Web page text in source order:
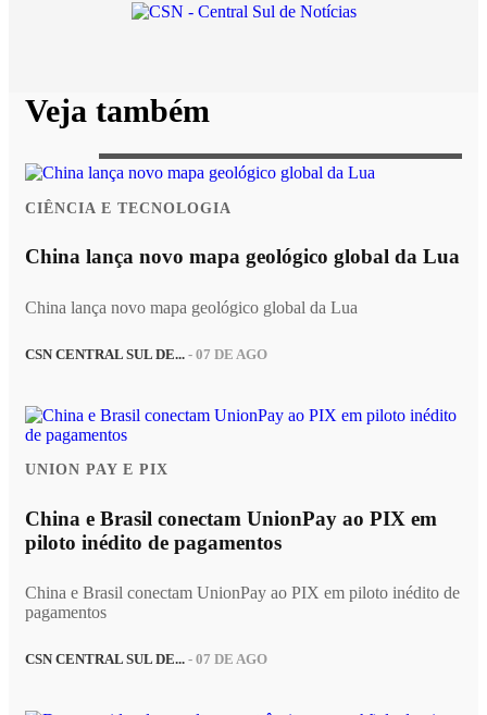
Veja também
CIÊNCIA E TECNOLOGIA
China lança novo mapa geológico global da Lua
China lança novo mapa geológico global da Lua
CSN CENTRAL SUL DE... - 07 DE AGO
UNION PAY E PIX
China e Brasil conectam UnionPay ao PIX em
piloto inédito de pagamentos
China e Brasil conectam UnionPay ao PIX em piloto inédito de
pagamentos
CSN CENTRAL SUL DE... - 07 DE AGO